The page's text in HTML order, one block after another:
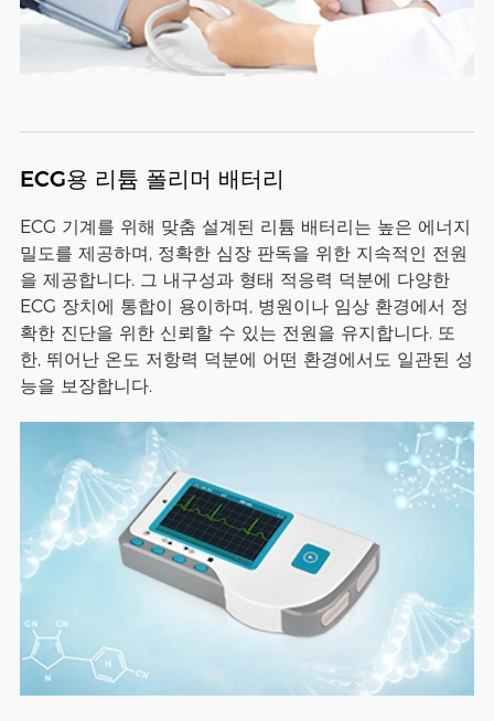
ECG용 리튬 폴리머 배터리
ECG 기계를 위해 맞춤 설계된 리튬 배터리는 높은 에너지
밀도를 제공하며, 정확한 심장 판독을 위한 지속적인 전원
을 제공합니다. 그 내구성과 형태 적응력 덕분에 다양한
ECG 장치에 통합이 용이하며, 병원이나 임상 환경에서 정
확한 진단을 위한 신뢰할 수 있는 전원을 유지합니다. 또
한, 뛰어난 온도 저항력 덕분에 어떤 환경에서도 일관된 성
능을 보장합니다.